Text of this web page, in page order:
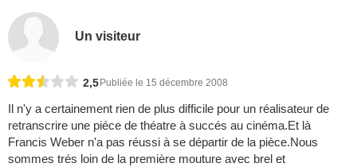
Un visiteur
2,5 Publiée le 15 décembre 2008
Il n'y a certainement rien de plus difficile pour un réalisateur de
retranscrire une piéce de théatre à succés au cinéma.Et là
Francis Weber n'a pas réussi à se départir de la pièce.Nous
sommes trés loin de la première mouture avec brel et